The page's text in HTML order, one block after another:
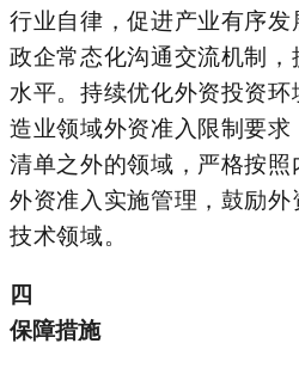
行业自律，促进产业有序
政企常态化沟通交流机制
水平。持续优化外资投资环
造业领域外资准入限制要求
清单之外的领域，严格按
外资准入实施管理 ， 鼓励外
技术领域。
四
保障措施